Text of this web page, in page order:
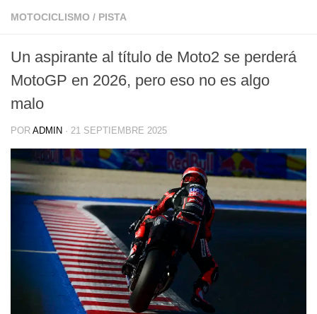
MOTOCICLISMO / PISTA
Un aspirante al título de Moto2 se perderá
MotoGP en 2026, pero eso no es algo
malo
POR ADMIN · 21 SEPTIEMBRE 2025